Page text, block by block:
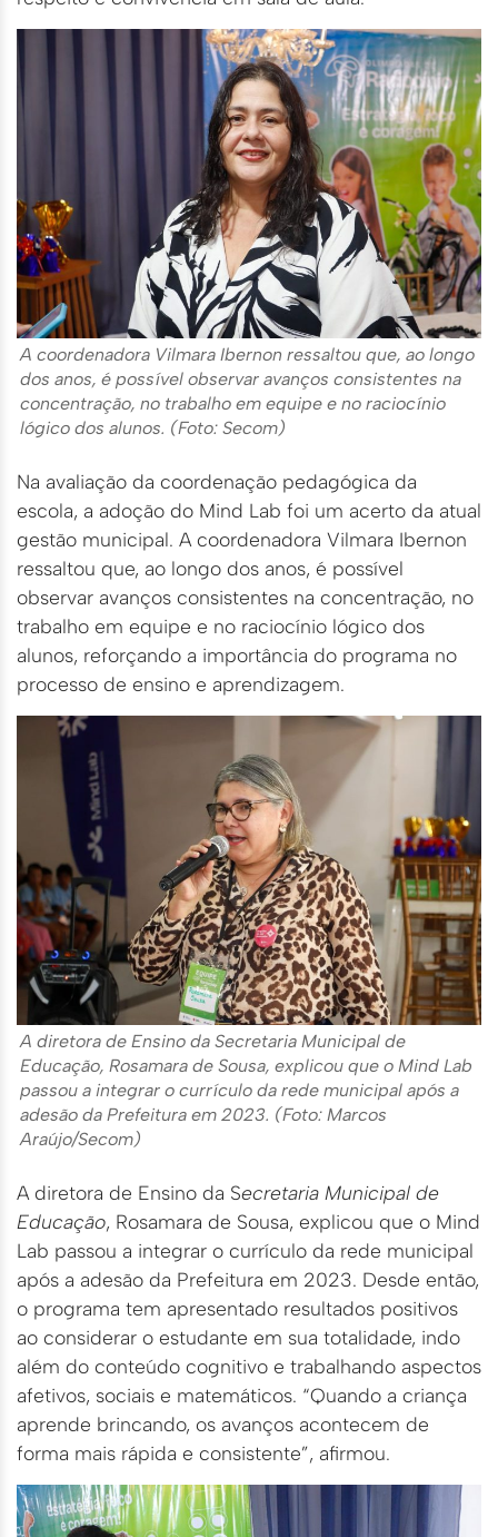
A coordenadora Vilmara Ibernon ressaltou que, ao longo
dos anos, é possível observar avanços consistentes na
concentração, no trabalho em equipe e no raciocínio
lógico dos alunos. (Foto: Secom)
Na avaliação da coordenação pedagógica da
escola, a adoção do Mind Lab foi um acerto da atual
gestão municipal. A coordenadora Vilmara Ibernon
ressaltou que, ao longo dos anos, é possível
observar avanços consistentes na concentração, no
trabalho em equipe e no raciocínio lógico dos
alunos, reforçando a importância do programa no
processo de ensino e aprendizagem.
A diretora de Ensino da Secretaria Municipal de
Educação, Rosamara de Sousa, explicou que o Mind Lab
passou a integrar o currículo da rede municipal após a
adesão da Prefeitura em 2023. (Foto: Marcos
Araújo/Secom)
A diretora de Ensino da Secretaria Municipal de
Educação, Rosamara de Sousa, explicou que o Mind
Lab passou a integrar o currículo da rede municipal
após a adesão da Prefeitura em 2023. Desde então,
o programa tem apresentado resultados positivos
ao considerar o estudante em sua totalidade, indo
além do conteúdo cognitivo e trabalhando aspectos
afetivos, sociais e matemáticos. “Quando a criança
aprende brincando, os avanços acontecem de
forma mais rápida e consistente”, afirmou.